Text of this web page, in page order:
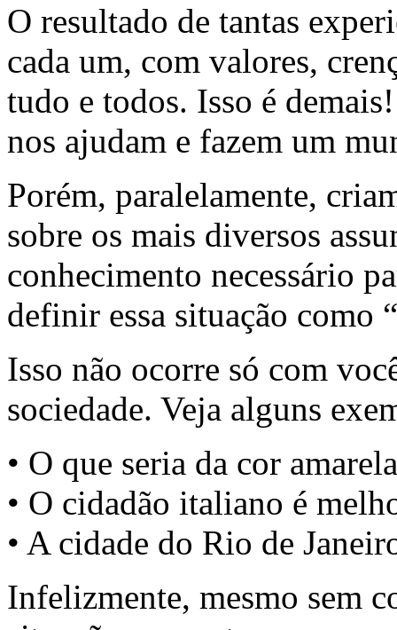
O resultado de tantas
cada um, com valores,
tudo e todos. Isso é
nos ajudam e fazem um
Porém, paralelamente,
sobre os mais diversos
conhecimento necessário
definir essa situação como
Isso não ocorre só com
sociedade. Veja alguns
• O que seria da cor
• O cidadão italiano é
• A cidade do Rio de
Infelizmente, mesmo sem